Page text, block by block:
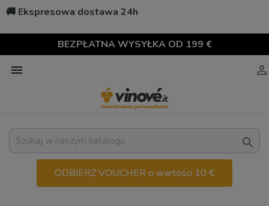
🚚 Ekspresowa dostawa 24h
BEZPŁATNA WYSYŁKA OD 199 €
 

ODBIERZ VOUCHER o wartości 10 €